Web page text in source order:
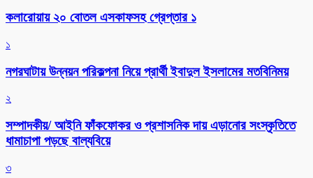
কলারোয়ায় ২০ বোতল এসকাফসহ গ্রেপ্তার ১
১
নগরঘাটায় উন্নয়ন পরিকল্পনা নিয়ে প্রার্থী ইবাদুল ইসলামের মতবিনিময়
২
সম্পাদকীয়/ আইনি ফাঁকফোকর ও প্রশাসনিক দায় এড়ানোর সংস্কৃতিতে
ধামাচাপা পড়ছে বাল্যবিয়ে
৩